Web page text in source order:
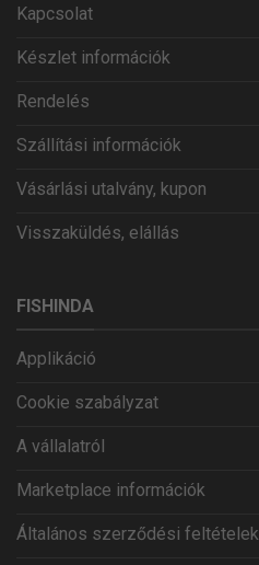
Kapcsolat
Készlet információk
Rendelés
Szállítási információk
Vásárlási utalvány, kupon
Visszaküldés, elállás
FISHINDA
Applikáció
Cookie szabályzat
A vállalatról
Marketplace információk
Általános szerződési feltételek